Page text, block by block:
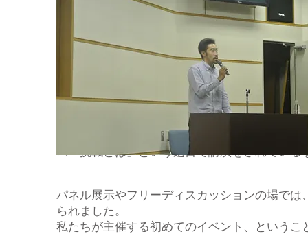
△「挑戦とは」という題目で講演をされている
パネル展示やフリーディスカッションの場で
られました。
私たちが主催する初めてのイベント、という